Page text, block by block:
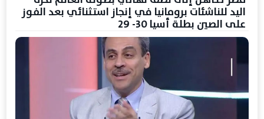
اليد للناشئات برومانيا في إنجاز استثنائي بعد الفوز
على الصين بطلة أسيا 30- 29